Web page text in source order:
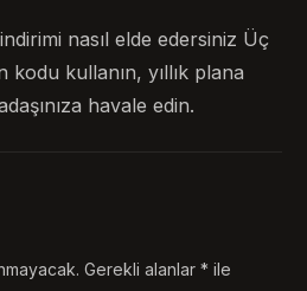
nasıl elde edersiniz Üç
kodu kullanın, yıllık plana
havale edin.
Gerekli alanlar* ile